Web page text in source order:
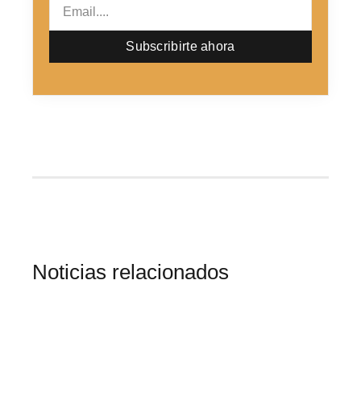
Subscribirte ahora
Noticias relacionados